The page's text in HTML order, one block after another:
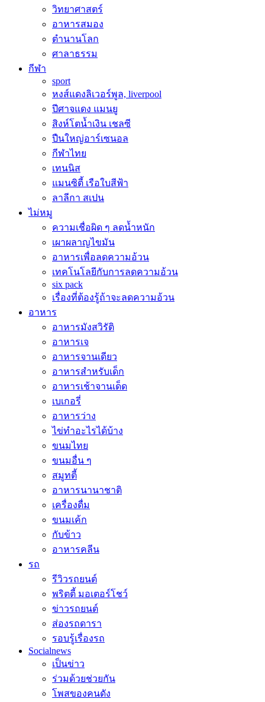
วิทยาศาสตร์
อาหารสมอง
ตำนานโลก
ศาลาธรรม
กีฬา
sport
หงส์แดงลิเวอร์พูล, liverpool
ปีศาจแดง แมนยู
สิงห์โตน้ำเงิน เชลซี
ปืนใหญ่อาร์เซนอล
กีฬาไทย
เทนนิส
แมนซิตี้ เรือใบสีฟ้า
ลาลีกา สเปน
ไม่หมู
ความเชื่อผิด ๆ ลดน้ำหนัก
เผาผลาญไขมัน
อาหารเพื่อลดความอ้วน
เทคโนโลยีกับการลดความอ้วน
six pack
เรื่องที่ต้องรู้ถ้าจะลดความอ้วน
อาหาร
อาหารมังสวิรัติ
อาหารเจ
อาหารจานเดียว
อาหารสำหรับเด็ก
อาหารเช้าจานเด็ด
เบเกอรี่
อาหารว่าง
ไข่ทำอะไรได้บ้าง
ขนมไทย
ขนมอื่น ๆ
สมูทตี้
อาหารนานาชาติ
เครื่องดื่ม
ขนมเค้ก
กับข้าว
อาหารคลีน
รถ
รีวิวรถยนต์
พริตตี้ มอเตอร์โชว์
ข่าวรถยนต์
ส่องรถดารา
รอบรู้เรื่องรถ
Socialnews
เป็นข่าว
ร่วมด้วยช่วยกัน
โพสของคนดัง